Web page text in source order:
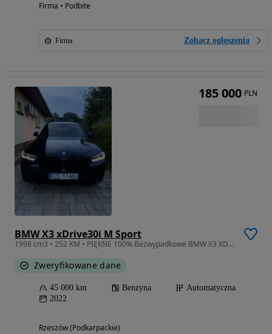
Firma • Podbite
Firma Zobacz ogłoszenia
BMW X3 xDrive30i M Sport
1998 cm3 • 252 KM • PIĘKNE 100% Bezwypadkowe BMW X3 XDRIVE, Mpakiet, 20”, Kamery 360°, M
Zweryfikowane dane
45 000 km Benzyna
Automatyczna
2022
Rzeszów (Podkarpackie)
185 000 PLN